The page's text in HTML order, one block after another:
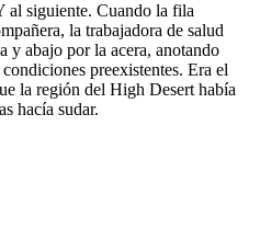
al siguiente. Cuando la fila
la trabajadora de salud
abajo por la acera, anotando
preexistentes. Era el
la región del High Desert había
hacía sudar.